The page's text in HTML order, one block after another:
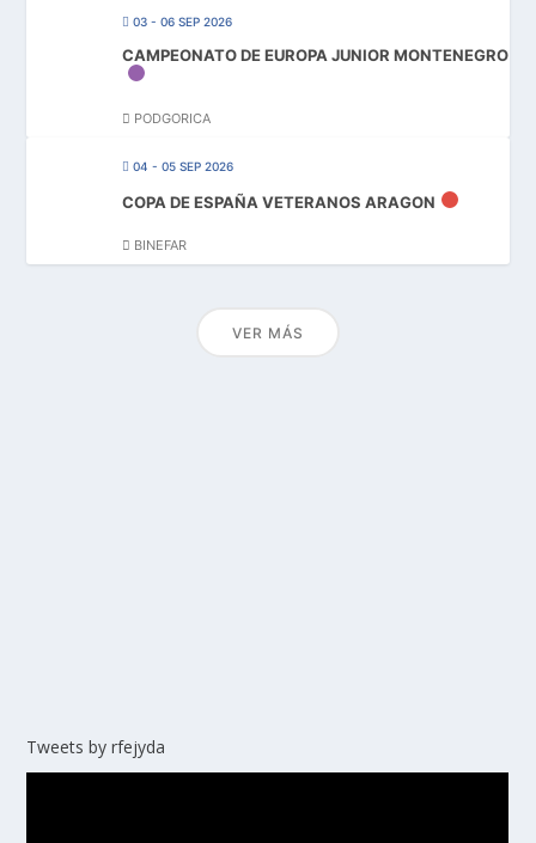
03 - 06 SEP 2026
CAMPEONATO DE EUROPA JUNIOR MONTENEGRO
PODGORICA
04 - 05 SEP 2026
COPA DE ESPAÑA VETERANOS ARAGON
BINEFAR
VER MÁS
Tweets by rfejyda